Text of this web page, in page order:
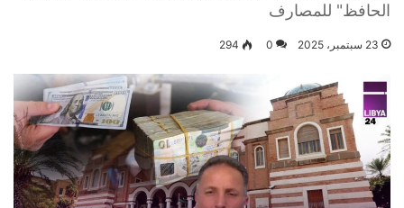
الحافظ" للمصارف
23 سبتمبر، 2025 0
294